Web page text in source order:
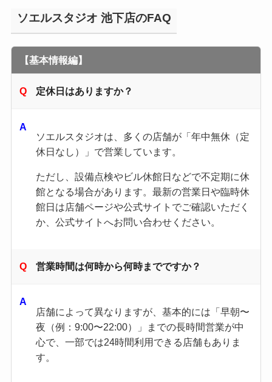
ソエルスタジオ 池下店のFAQ
【基本情報編】
定休日はありますか？
ソエルスタジオは、多くの店舗が「年中無休（定
休日なし）」で営業しています。
ただし、設備点検やビル休館日などで不定期に休
館となる場合があります。最新の営業日や臨時休
館日は店舗ページや公式サイトでご確認いただく
か、公式サイトへお問い合わせください。
営業時間は何時から何時までですか？
店舗によって異なりますが、基本的には「早朝〜
夜（例：9:00〜22:00）」までの長時間営業が中
心で、一部では24時間利用できる店舗もありま
す。